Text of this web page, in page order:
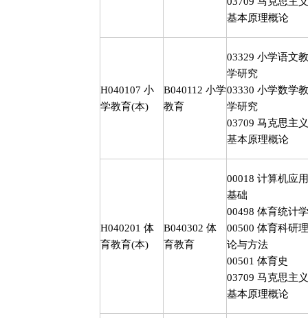
基本原理概论
H040107 小
学教育(本)
B040112 小学
教育
03329 小学语文教
学研究
03330 小学数学教
学研究
03709 马克思主义
基本原理概论
H040201 体
育教育(本)
B040302 体
育教育
00018 计算机应用
基础
00498 体育统计学
00500 体育科研理
论与方法
00501 体育史
03709 马克思主义
基本原理概论